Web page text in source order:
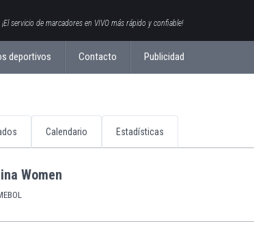
servicio de marcadores en VIVO más rápido y confiable!
deportivos Contacto Publicidad
Calendario Estadísticas
Women